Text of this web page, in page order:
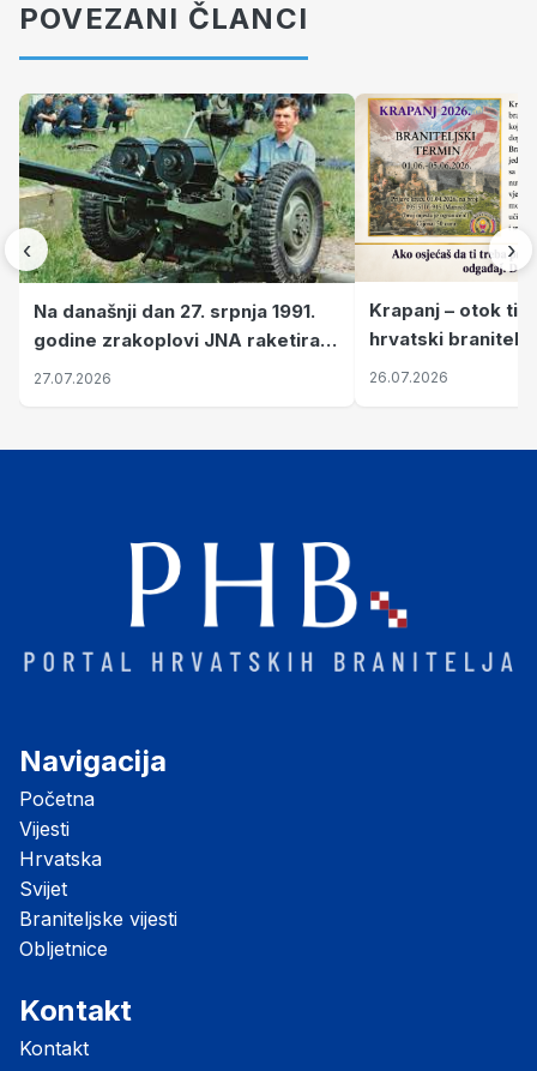
POVEZANI ČLANCI
‹
Na današnji dan 27. srpnja 1991.
godine zrakoplovi JNA raketirali
su vojarnu i obučni centar "Nikola
27.07.2026
Krapanj – otok
hrvatski branitelji
pronalaze mir
26.07.2026
›
Navigacija
Početna
Vijesti
Hrvatska
Svijet
Braniteljske vijesti
Obljetnice
Kontakt
Kontakt